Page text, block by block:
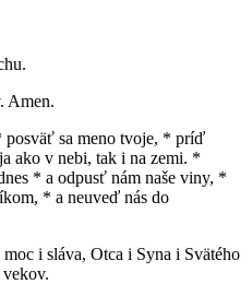
Amen.
posväť sa meno tvoje, * príď
ako v nebi, tak i na zemi. *
* a odpusť nám naše viny, *
* a neuveď nás do
i sláva, Otca i Syna i Svätého